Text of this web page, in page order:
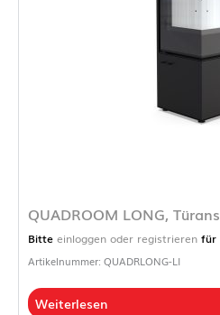
QUADROOM LONG,
Bitte einloggen oder registrieren für
Artikelnummer: QUADRLONG-LI
Weiterlesen